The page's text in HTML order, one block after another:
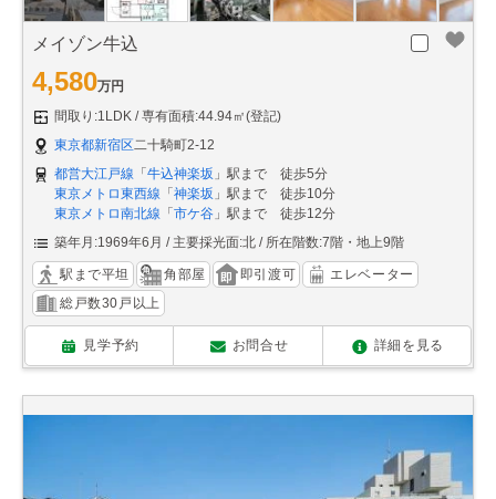
メイゾン牛込
4,580万円
間取り:1LDK
専有面積:44.94㎡(登記)
東京都新宿区二十騎町2-12
都営大江戸線 「 牛込神楽坂 」駅まで 徒歩5分
東京メトロ東西線 「 神楽坂 」駅まで 徒歩10分
東京メトロ南北線 「 市ケ谷 」駅まで 徒歩12分
築年月:1969年6月
主要採光面:北 所在階数:7階・地上9階
駅まで平坦 角部屋 即引渡可
エレベーター
総戸数30戸以上
見学予約 お問合せ 詳細を見る